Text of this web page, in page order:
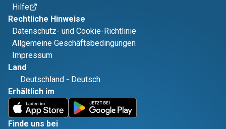
Hilfe
Rechtliche Hinweise
Datenschutz- und Cookie-Richtlinie
Allgemeine Geschäftsbedingungen
Impressum
Land
Deutschland - Deutsch
Erhältlich im
Finde uns bei